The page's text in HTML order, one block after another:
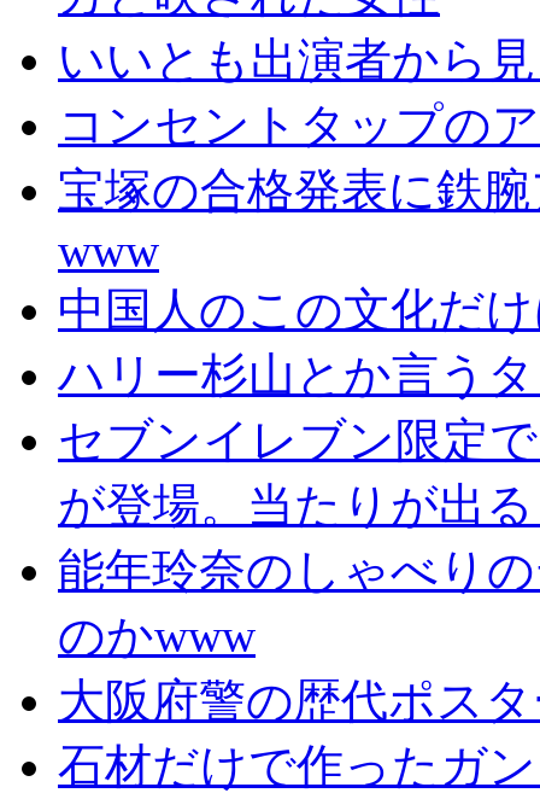
いいとも出演者から
コンセントタップの
宝塚の合格発表に鉄
www
中国人のこの文化だ
ハリー杉山とか言う
セブンイレブン限定
が登場。当たりが出
能年玲奈のしゃべり
のかwww
大阪府警の歴代ポス
石材だけで作ったガ